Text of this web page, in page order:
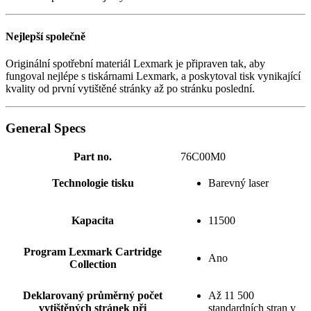
Nejlepší společně
Originální spotřební materiál Lexmark je připraven tak, aby
fungoval nejlépe s tiskárnami Lexmark, a poskytoval tisk vynikající
kvality od první vytištěné stránky až po stránku poslední.
General Specs
Part no. 76C00M0
Technologie tisku Barevný laser
Kapacita 11500
Program Lexmark Cartridge
Collection
Ano
Deklarovaný průměrný počet
vytištěných stránek při
Až 11 500
standardních stran v